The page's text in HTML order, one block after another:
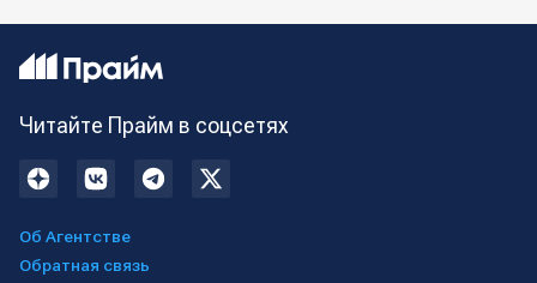
Читайте Прайм в соцсетях
Об Агентстве
Обратная связь